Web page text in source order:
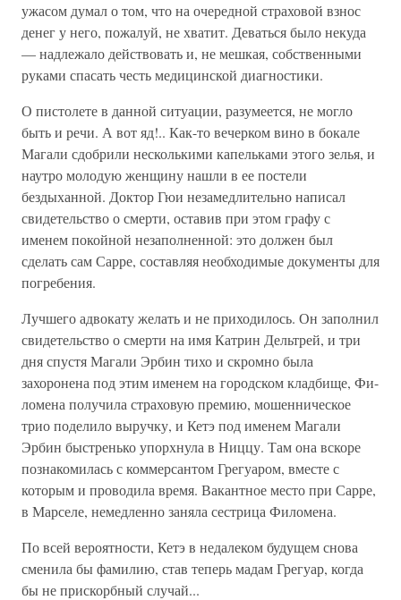
ужасом думал о том, что на очередной страховой взнос
денег у него, пожалуй, не хватит. Деваться было некуда
— надлежало действовать и, не мешкая, собственными
руками спасать честь медицинской диагностики.
О пистолете в данной ситуации, разумеется, не могло
быть и речи. А вот яд!.. Как-то вечерком вино в бокале
Магали сдобрили несколькими капельками этого зелья, и
наутро молодую женщину нашли в ее постели
бездыханной. Доктор Гюи незамедлительно написал
свидетельство о смерти, оставив при этом графу с
именем покойной незаполненной: это должен был
сделать сам Сарре, составляя необходимые документы для
погребения.
Лучшего адвокату желать и не приходилось. Он заполнил
свидетельство о смерти на имя Катрин Дельтрей, и три
дня спустя Магали Эрбин тихо и скромно была
захоронена под этим именем на городском кладбище, Фи-
ломена получила страховую премию, мошенническое
трио поделило выручку, и Кетэ под именем Магали
Эрбин быстренько упорхнула в Ниццу. Там она вскоре
познакомилась с коммерсантом Грегуаром, вместе с
которым и проводила время. Вакантное место при Сарре,
в Марселе, немедленно заняла сестрица Филомена.
По всей вероятности, Кетэ в недалеком будущем снова
сменила бы фамилию, став теперь мадам Грегуар, когда
бы не прискорбный случай...